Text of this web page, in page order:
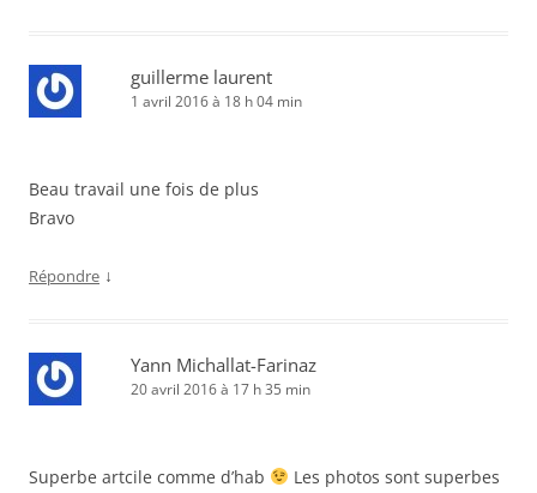
guillerme laurent
1 avril 2016 à 18 h 04 min
Beau travail une fois de plus
Bravo
Répondre ↓
Yann Michallat-Farinaz
20 avril 2016 à 17 h 35 min
Superbe artcile comme d’hab
Les photos sont superbes